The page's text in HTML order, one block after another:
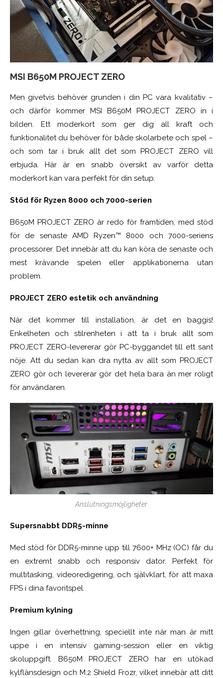
MSI B650M PROJECT ZERO
Men givetvis behöver grunden i din PC vara kvalitativ –
och därför kommer MSI B650M PROJECT ZERO in i
bilden. Ett moderkort som ger dig all kraft och
funktionalitet du behöver för både skolarbete och spel –
och som tar i bruk allt det som PROJECT ZERO vill
erbjuda. Här är en snabb översikt av varför detta
moderkort kan vara perfekt för din setup.
Stöd för Ryzen 8000 och 7000-serien
B650M PROJECT ZERO är redo för framtiden, med stöd
för de senaste AMD Ryzen™ 8000 och 7000-seriens
processorer. Det innebär att du kan köra de senaste och
mest krävande spelen eller applikationerna utan
problem.
PROJECT ZERO estetik och användning
När det kommer till installation, är det en baggis!
Enkelheten och stilrenheten i att ta i bruk allt som
PROJECT ZERO-levererar gör PC-byggandet till ett sant
nöje. Att du sedan kan dra nytta av allt som PROJECT
ZERO gör och levererar gör det hela bara än mer roligt
för användaren.
Anslutningsmöjligheter.
Supersnabbt DDR5-minne
Med stöd för DDR5-minne upp till 7600+ MHz (OC) får du
en extremt snabb och responsiv dator. Perfekt för
multitasking, videoredigering, och självklart, för att maxa
FPS i dina favoritspel.
Premium kylning
Ingen gillar överhettning, speciellt inte när man är mitt
uppe i en intensiv gaming-session eller en viktig
skoluppgift. B650M PROJECT ZERO har en utökad
kylflänsdesign och M.2 Shield Frozr, vilket innebär att ditt